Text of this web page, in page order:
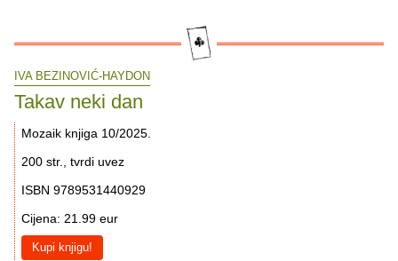
IVA BEZINOVIĆ-HAYDON
Takav neki dan
Mozaik knjiga 10/2025.
200 str., tvrdi uvez
ISBN 9789531440929
Cijena: 21.99 eur
Kupi knjigu!